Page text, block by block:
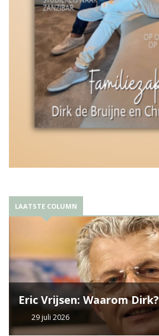
LAATSTE COLUMN
Eric Vrijsen: Waarom Dirk?
29 juli 2026